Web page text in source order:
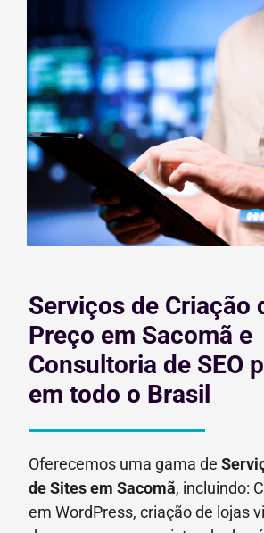
Serviços de Criação
Preço em Sacomã e
Consultoria de SEO
em todo o Brasil
Oferecemos uma gama de
de Sites em Sacomã, incluindo:
em WordPress, criação de lojas